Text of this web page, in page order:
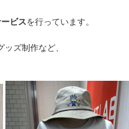
ビスを行っています。
ズ制作など、